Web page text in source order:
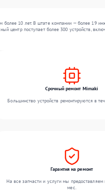
10 лет. В штате компании — более 19
центр поступает более 300 устройств,
Срочный ремонт Mimaki
Большинство устройств ремонтируются в
Гарантия на ремонт
На все запчасти и услуги мы предоставляем
мес.